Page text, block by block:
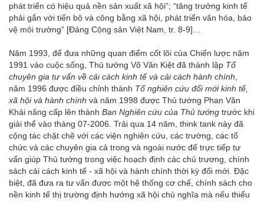
phát triển có hiệu quả nền sản xuất xã hội”; “tăng trưởng kinh tế
phải gắn với tiến bộ và công bằng xã hội, phát triển văn hóa, bảo
vệ môi trường” [Đảng Cộng sản Việt Nam, tr. 8-9]…
Năm 1993, để đưa những quan điểm cốt lõi của Chiến lược năm
1991 vào cuộc sống, Thủ tướng Võ Văn Kiệt đã thành lập Tổ
chuyên gia tư vấn về cải cách kinh tế và cải cách hành chính
năm 1996 được điều chỉnh thành Tổ nghiên cứu đổi mới kinh tế,
xã hội và hành chính và năm 1998 được Thủ tướng Phan Văn
Khải nâng cấp lên thành Ban Nghiên cứu của Thủ tướng trước khi
giải thể vào tháng 07-2006. Trải qua 14 năm, think tank này đã
cộng tác chặt chẽ với các viện nghiên cứu, các trường, các tổ
chức và các chuyên gia cả trong và ngoài nước để trực tiếp tư
vấn giúp Thủ tướng trong việc hoạch định các chủ trương, chính
sách cải cách kinh tế - xã hội và hành chính thời kỳ đổi mới. Đặc
biệt, đã đưa ra tư vấn được một hệ thống cơ chế, chính sách cho
nền kinh tế thị trường định hướng xã hội chủ nghĩa mà nếu thiếu